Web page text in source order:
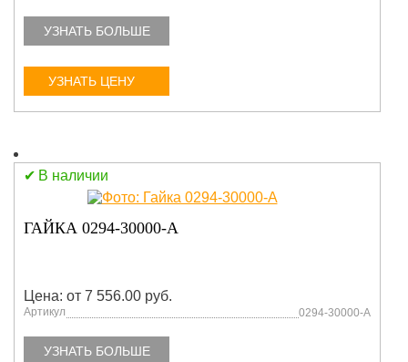
УЗНАТЬ БОЛЬШЕ
УЗНАТЬ ЦЕНУ
В наличии
ГАЙКА 0294-30000-A
Цена: от 7 556.00 руб.
Артикул 0294-30000-A
УЗНАТЬ БОЛЬШЕ